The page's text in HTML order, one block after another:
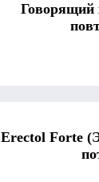
Говорящий
Erectol Forte